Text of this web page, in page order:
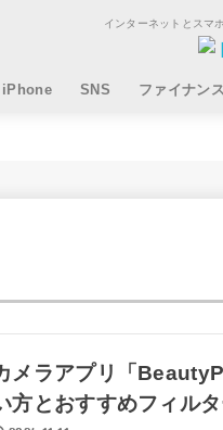
インターネットとスマ
iPhone SNS ファイナンス
メラアプリ「
方とおすすめフィル